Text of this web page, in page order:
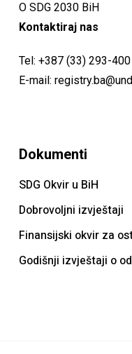
O SDG 2030 BiH
Kontaktiraj nas
Tel: +387 (33) 293-400
E-mail:
Dokumenti
SDG Okvir u BiH
Dobrovoljni izvještaji
Finansijski okvir za
Godišnji izvještaji o